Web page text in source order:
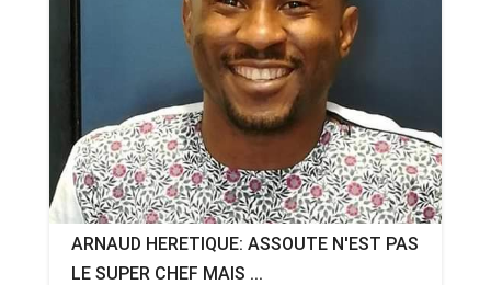
ARNAUD HERETIQUE: ASSOUTE N'EST PAS
LE SUPER CHEF MAIS ...